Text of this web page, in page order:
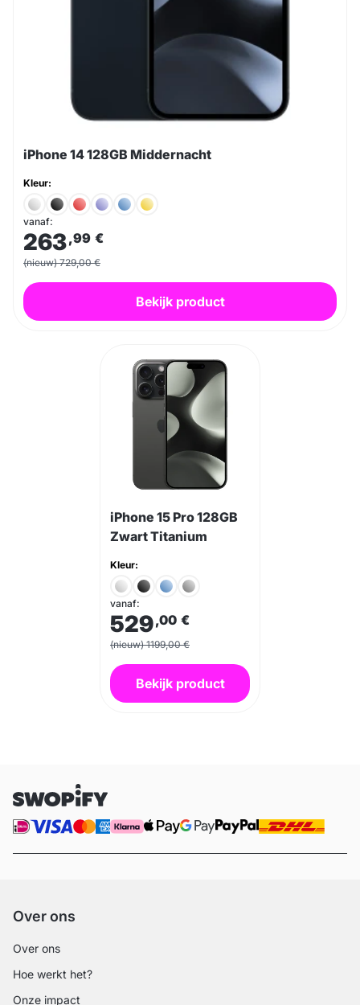
iPhone 14 128GB Middernacht
Kleur:
vanaf:
263,99 €
(nieuw) 729,00 €
Bekijk product
iPhone 15 Pro 128GB
Zwart Titanium
Kleur:
vanaf:
529,00 €
(nieuw) 1199,00 €
Bekijk product
Over ons
Over ons
Hoe werkt het?
Onze impact